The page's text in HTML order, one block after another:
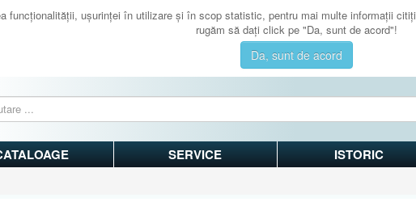
funcţionalităţii, uşurinţei în utilizare şi în scop statistic, pentru mai multe informaţii citiţi
rugăm să daţi click pe "Da, sunt de acord"!
Da, sunt de acord
SERVICE ISTORIC